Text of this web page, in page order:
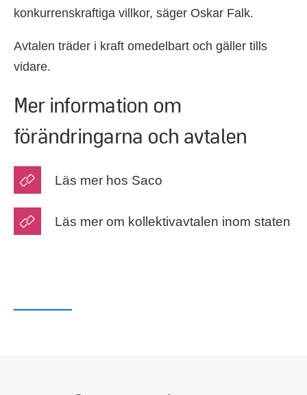
konkurrenskraftiga villkor, säger Oskar Falk.
Avtalen träder i kraft omedelbart och gäller tills
vidare.
Mer information om
förändringarna och avtalen
Läs mer hos Saco
Läs mer om kollektivavtalen inom staten